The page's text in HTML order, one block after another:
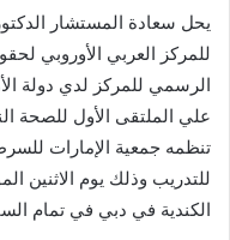
يحل سعادة المستشار
للمركز العربي الأوروبي
الرسمي للمركز لدي دولة
علي الملتقى الأول للصحة
تنظمه جمعية الإمارات
الكندية في دبي في تمام